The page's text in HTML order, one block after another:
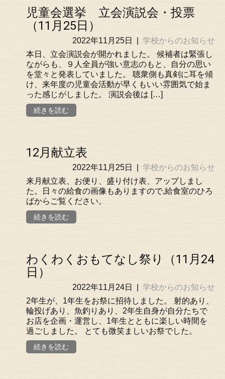
児童会選挙 立会演説会・投票
（11月25日）
2022年11月25日
学校からのお知らせ
本日、立会演説会が開かれました。 候補者は緊張し
ながらも、９人全員が強い意志のもと、自分の思い
を堂々と発表していました。 聴衆側も真剣に耳を傾
け、来年度の児童会活動が早くもいい雰囲気で始ま
った感じがしました。 演説会後は […]
続きを読む
12月献立表
2022年11月25日
学校からのお知らせ
来月献立表、お便り、盛り付け表、アップしまし
た。日々の給食の画像もありますので,給食室のひろ
ばからご覧ください。
続きを読む
わくわくおもてなし祭り（11月24
日）
2022年11月24日
学校からのお知らせ
2年生が、1年生をお祭に招待しました。 射的あり、
輪投げあり、魚釣りあり、2年生自身が自分たちで
お店を企画・運営し、1年生とともに楽しい時間を
過ごしました。 とても微笑ましいお祭でした。
続きを読む